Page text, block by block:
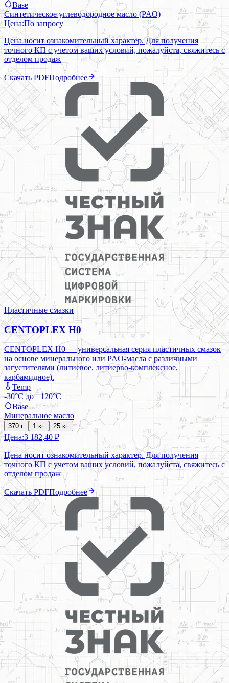
Base
Синтетическое углеводородное масло (PAO)
Цена:По запросу
Цена носит ознакомительный характер. Для получения
точного КП с учетом ваших условий, пожалуйста, свяжитесь с
отделом продаж
Скачать PDFПодробнее
Пластичные смазки
CENTOPLEX H0
CENTOPLEX H0 — универсальная серия пластичных смазок
на основе минерального или PAO-масла с различными
загустителями (литиевое, литиерво-комплексное,
карбамидное).
Temp
-30°C до +120°C
Base
Минеральное масло
370 г. 1 кг. 25 кг.
Цена:3 182,40 ₽
Цена носит ознакомительный характер. Для получения
точного КП с учетом ваших условий, пожалуйста, свяжитесь с
отделом продаж
Скачать PDFПодробнее